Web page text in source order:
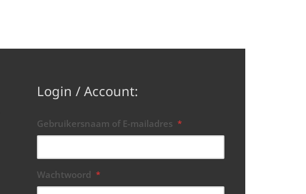
Login / Account:
Gebruikersnaam of E-mailadres *
Wachtwoord *